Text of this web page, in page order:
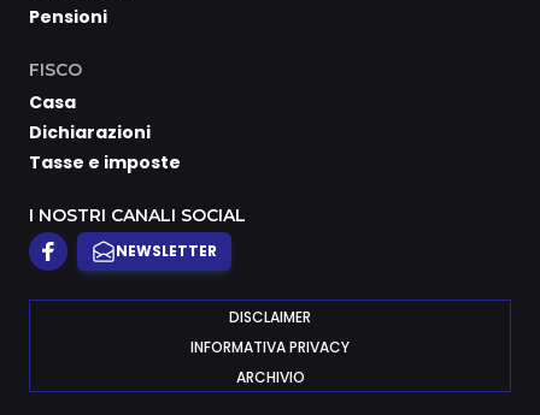
Pensioni
FISCO
Casa
Dichiarazioni
Tasse e imposte
I NOSTRI CANALI SOCIAL
NEWSLETTER
DISCLAIMER
INFORMATIVA PRIVACY
ARCHIVIO